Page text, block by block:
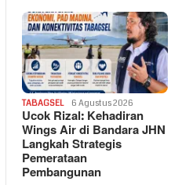
TABAGSEL 6 Agustus 2026
Ucok Rizal: Kehadiran
Wings Air di Bandara JHN
Langkah Strategis
Pemerataan
Pembangunan